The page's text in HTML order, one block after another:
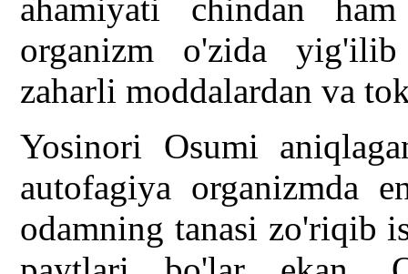
ahamiyati chindan
organizm o'zida
zaharli moddalardan va
Yosinori Osumi
autofagiya organizmda
odamning tanasi zo'riqib